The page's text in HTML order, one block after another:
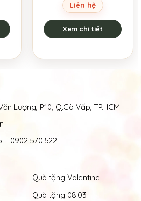
Liên hệ
Xem chi tiết
Lượng, P.10, Q.Gò Vấp, TP.HCM
– 0902 570 522
Quà tặng Valentine
Quà tặng 08.03